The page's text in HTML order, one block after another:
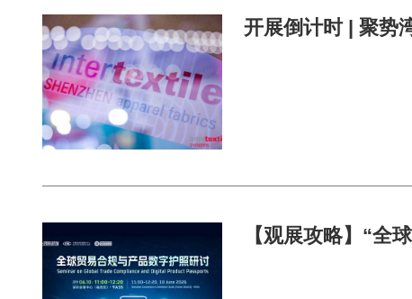
开展倒计时 | 聚势
【观展攻略】“全